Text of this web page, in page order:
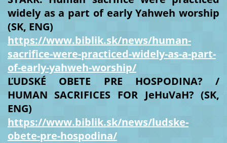
widely as a part of early Yahweh worship
(SK, ENG)
https://www.biblik.sk/news/human-
sacrifice-were-practiced-widely-as-a-part-
of-early-yahweh-worship/
ĽUDSKÉ OBETE PRE HOSPODINA? /
HUMAN SACRIFICES FOR JeHuVaH? (SK,
ENG)
https://www.biblik.sk/news/ludske-
obete-pre-hospodina/